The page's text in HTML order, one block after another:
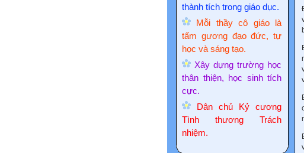
thành tích trong giáo dục.
Mỗi thầy cô giáo là
tấm gương đạo đức, tự
học và sáng tạo.
Xây dựng trường học
thân thiện, học sinh tích
cực.
Dân chủ Kỷ cương
Tình thương Trách
nhiệm.